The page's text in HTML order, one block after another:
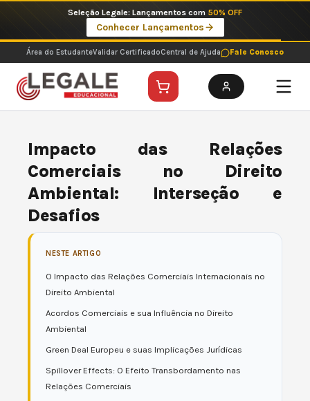
o
conteúdo
Imperdíveis no Pix: Pós Selecionadas a 199 reais no pix em parcela única
Ver ofertas
Área do EstudanteValidar CertificadoCentral de Ajuda Fale Conosco
Impacto das Relações
Comerciais no Direito
Ambiental: Interseção e
Desafios
NESTE ARTIGO
O Impacto das Relações Comerciais Internacionais no
Direito Ambiental
Acordos Comerciais e sua Influência no Direito
Ambiental
Green Deal Europeu e suas Implicações Jurídicas
Spillover Effects: O Efeito Transbordamento nas
Relações Comerciais